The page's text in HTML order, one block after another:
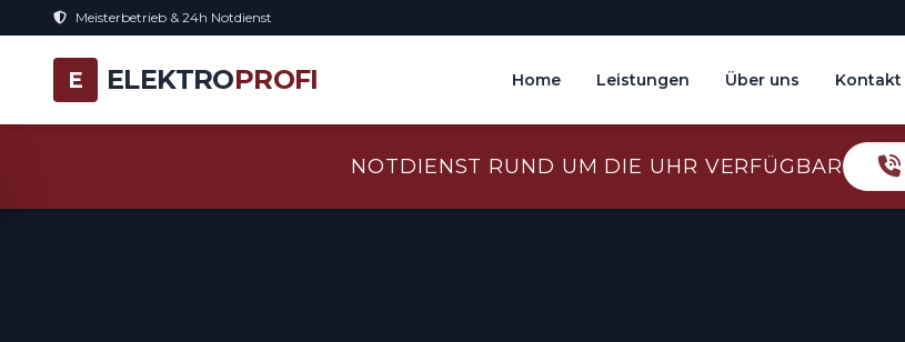
Meisterbetrieb & 24h Notdienst
E ELEKTROPROFI Home Leistungen Über uns Kontakt
NOTDIENST RUND UM DIE UHR VERFÜGBAR